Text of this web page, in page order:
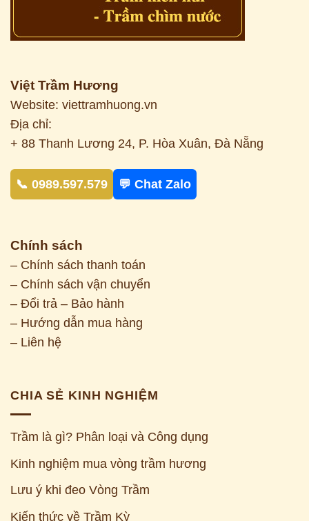
Việt Trầm Hương
Website: viettramhuong.vn
Địa chỉ:
+ 88 Thanh Lương 24, P. Hòa Xuân, Đà Nẵng
📞 0989.597.579 💬 Chat Zalo
Chính sách
– Chính sách thanh toán
– Chính sách vận chuyển
– Đổi trả – Bảo hành
– Hướng dẫn mua hàng
– Liên hệ
CHIA SẺ KINH NGHIỆM
Trầm là gì? Phân loại và Công dụng
Kinh nghiệm mua vòng trầm hương
Lưu ý khi đeo Vòng Trầm
Kiến thức về Trầm Kỳ